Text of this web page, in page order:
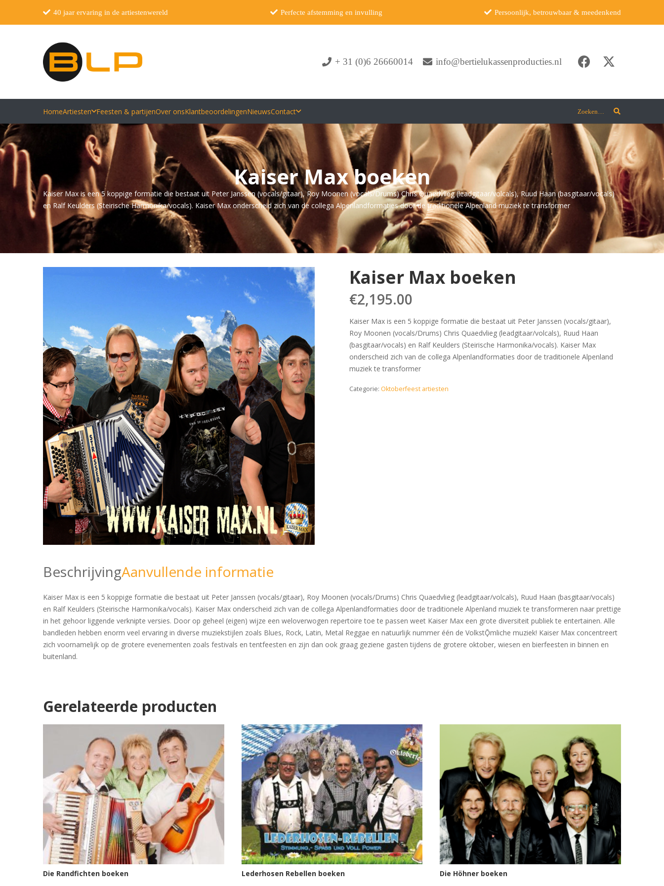
40 jaar ervaring in de artiestenwereld Perfecte afstemming en invulling Persoonlijk, betrouwbaar & meedenkend
+ 31 (0)6 26660014 info@bertielukassenproducties.nl
HomeArtiesten Feesten & partijenOver onsKlantbeoordelingenNieuwsContact Zoeken…
Kaiser Max boeken
Kaiser Max is een 5 koppige formatie die bestaat uit Peter Janssen (vocals/gitaar), Roy Moonen (vocals/Drums) Chris Quaedvlieg (leadgitaar/volcals), Ruud Haan (basgitaar/vocals)
en Ralf Keulders (Steirische Harmonika/vocals). Kaiser Max onderscheid zich van de collega Alpenlandformaties door de traditionele Alpenland muziek te transformer
Kaiser Max boeken
€2,195.00
Kaiser Max is een 5 koppige formatie die bestaat uit Peter Janssen (vocals/gitaar),
Roy Moonen (vocals/Drums) Chris Quaedvlieg (leadgitaar/volcals), Ruud Haan
(basgitaar/vocals) en Ralf Keulders (Steirische Harmonika/vocals). Kaiser Max
onderscheid zich van de collega Alpenlandformaties door de traditionele Alpenland
muziek te transformer
Categorie: Oktoberfeest artiesten
BeschrijvingAanvullende informatie
Kaiser Max is een 5 koppige formatie die bestaat uit Peter Janssen (vocals/gitaar), Roy Moonen (vocals/Drums) Chris Quaedvlieg (leadgitaar/volcals), Ruud Haan (basgitaar/vocals)
en Ralf Keulders (Steirische Harmonika/vocals). Kaiser Max onderscheid zich van de collega Alpenlandformaties door de traditionele Alpenland muziek te transformeren naar prettige
in het gehoor liggende verknipte versies. Door op geheel (eigen) wijze een weloverwogen repertoire toe te passen weet Kaiser Max een grote diversiteit publiek te entertainen. Alle
bandleden hebben enorm veel ervaring in diverse muziekstijlen zoals Blues, Rock, Latin, Metal Reggae en natuurlijk nummer één de VolkstǬmliche muziek! Kaiser Max concentreert
zich voornamelijk op de grotere evenementen zoals festivals en tentfeesten en zijn dan ook graag geziene gasten tijdens de grotere oktober, wiesen en bierfeesten in binnen en
buitenland.
Gerelateerde producten
Die Randfichten boeken Lederhosen Rebellen boeken Die Höhner boeken